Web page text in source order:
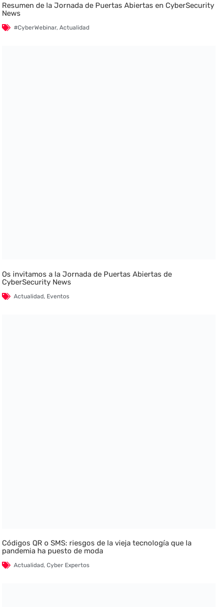
Resumen de la Jornada de Puertas Abiertas en CyberSecurity
News
#CyberWebinar,Actualidad
Os invitamos a la Jornada de Puertas Abiertas de
CyberSecurity News
Actualidad, Eventos
Códigos QR o SMS: riesgos de la vieja tecnología que la
pandemia ha puesto de moda
Actualidad,Cyber Expertos